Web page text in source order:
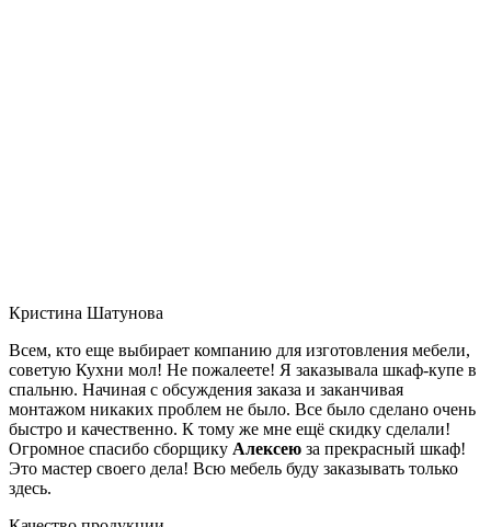
Кристина Шатунова
Всем, кто еще выбирает компанию для изготовления мебели,
советую Кухни мол! Не пожалеете! Я заказывала шкаф-купе в
спальню. Начиная с обсуждения заказа и заканчивая
монтажом никаких проблем не было. Все было сделано очень
быстро и качественно. К тому же мне ещё скидку сделали!
Огромное спасибо сборщику Алексею за прекрасный шкаф!
Это мастер своего дела! Всю мебель буду заказывать только
здесь.